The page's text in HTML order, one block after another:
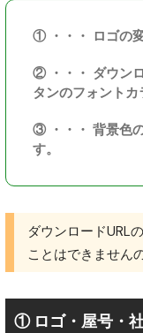
① ・・・ ロゴの
② ・・・ ダウン
タンのフォントカ
③ ・・・ 背景色
す。
ダウンロードURL
ことはできません
① ロゴ・屋号・